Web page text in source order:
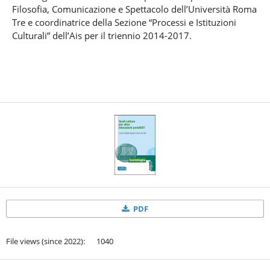
Filosofia, Comunicazione e Spettacolo dell’Università Roma
Tre e coordinatrice della Sezione “Processi e Istituzioni
Culturali” dell’Ais per il triennio 2014-2017.
PDF
File views (since 2022): 1040